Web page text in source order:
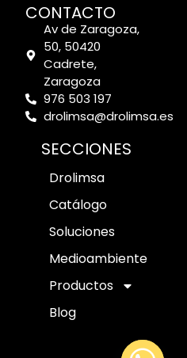
CONTACTO
Av de Zaragoza,
50, 50420
Cadrete,
Zaragoza
976 503 197
drolimsa@drolimsa.es
SECCIONES
Drolimsa
Catálogo
Soluciones
Medioambiente
Productos
Blog